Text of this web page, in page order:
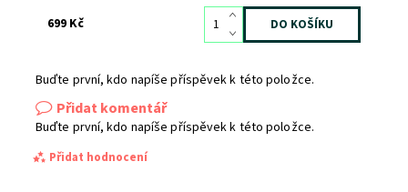
699 Kč
Buďte první, kdo napíše příspěvek k této položce.
Přidat komentář
Buďte první, kdo napíše příspěvek k této položce.
Přidat hodnocení